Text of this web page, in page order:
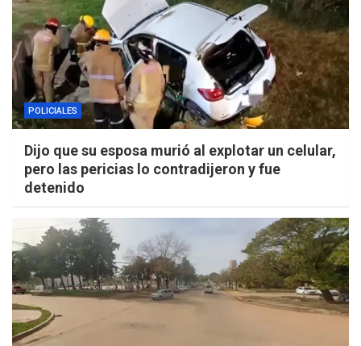
POLICIALES
Dijo que su esposa murió al explotar un celular,
pero las pericias lo contradijeron y fue
detenido